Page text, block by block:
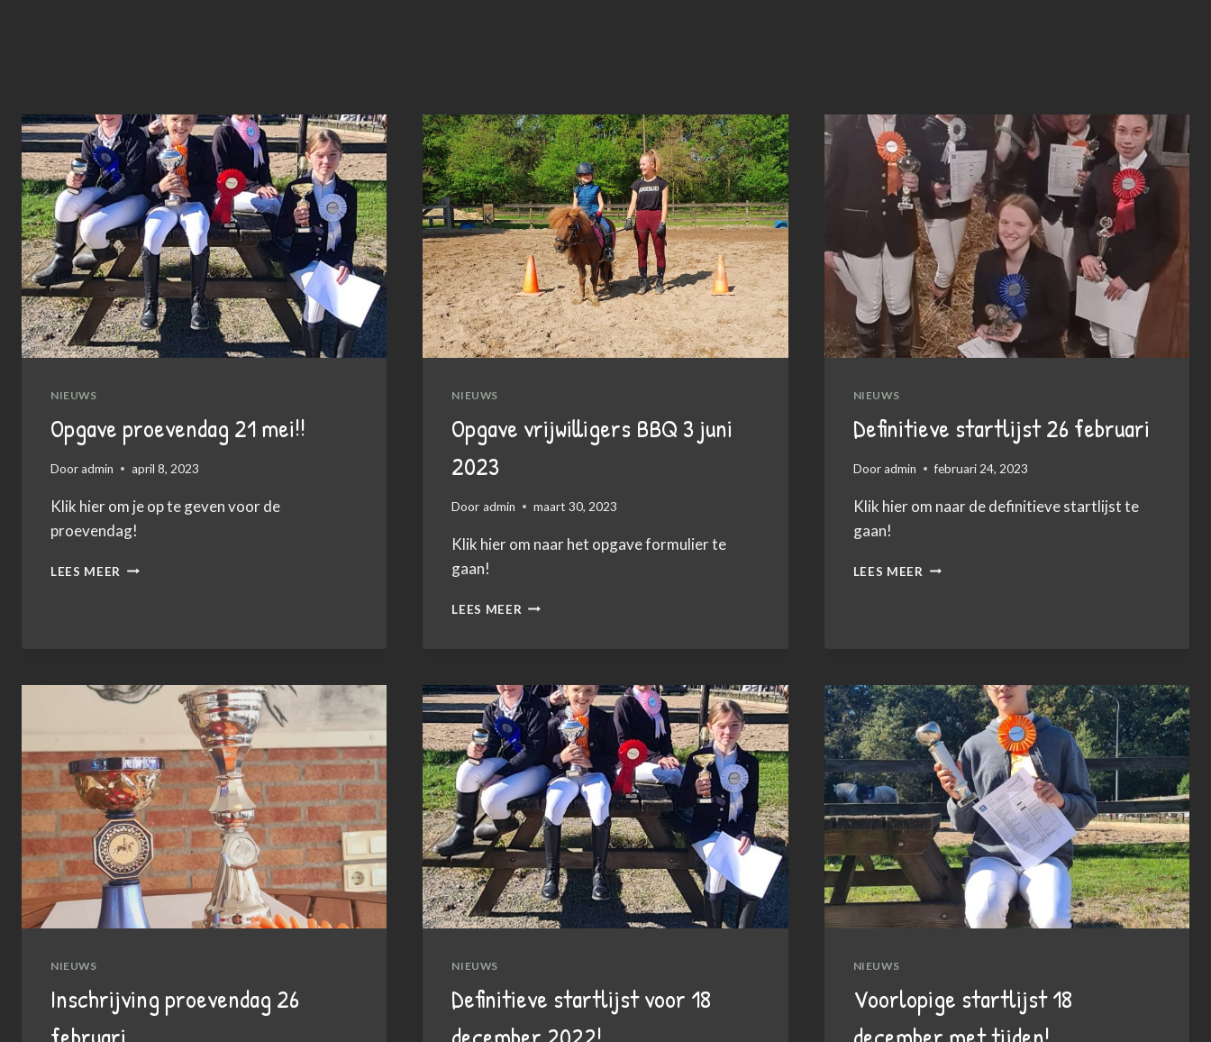
NIEUWS
Opgave proevendag 21 mei!!
Dooradmin april 8, 2023
Klik hier om je op te geven voor de
proevendag!
LEES MEER OPGAVE
NIEUWS
Opgave vrijwilligers BBQ 3 juni
2023
Door admin maart 30, 2023
Klik hier om naar het opgave formulier te
gaan!
LEES MEER OPGAVE
2023
NIEUWS
Definitieve startlijst 26 februari
Door admin februari 24, 2023
Klik hier om naar de definitieve startlijst te
gaan!
LEES MEER DEFINITIEVE
NIEUWS
Inschrijving proevendag 26
NIEUWS
Definitieve startlijst voor 18
NIEUWS
Voorlopige startlijst 18